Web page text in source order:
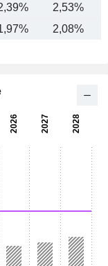
2,53%
2,08%